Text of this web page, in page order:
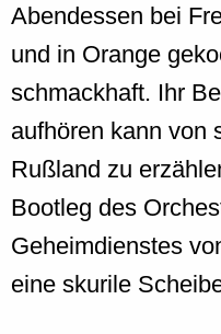
Abendessen bei
und in Orange
schmackhaft. Ihr
aufhören kann von
Rußland zu
Bootleg des
Geheimdienstes
eine skurile